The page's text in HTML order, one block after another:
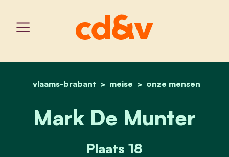
home
vlaams-brabant meise onze mensen
mark de munter
Mark De Munter
Plaats 18